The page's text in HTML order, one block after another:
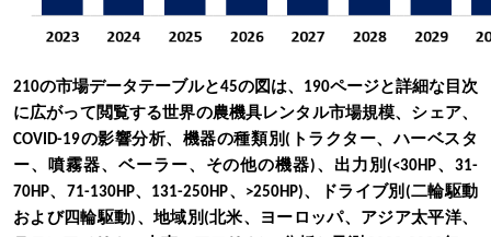
210の市場データテーブルと45の図は、190ページと詳細な目次
に広がって閲覧する世界の農機具レンタル市場規模、シェア、
COVID-19の影響分析、機器の種類別(トラクター、ハーベスタ
ー、噴霧器、ベーラー、その他の機器)、出力別(<30HP、31-
70HP、71-130HP、131-250HP、>250HP)、ドライブ別(二輪駆動
および四輪駆動)、地域別(北米、ヨーロッパ、アジア太平洋、